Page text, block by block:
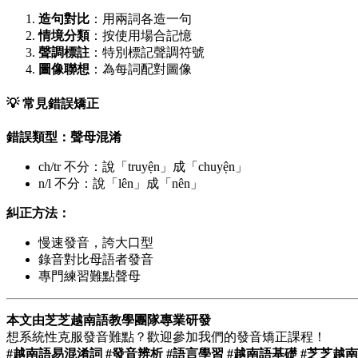
造句對比 ：用兩詞各造一句
情境分類 ：按使用場合記憶
聲調標註 ：特別標記聲調符號
圖像聯想 ：為每詞配對圖像
💡 常見錯誤矯正
錯誤類型：聲母混淆
ch/tr 不分：說「truyện」成「chuyện」
n/l 不分：說「lên」成「nên」
糾正方法：
慢速發音，誇大口型
錄音對比母語者發音
專門練習難點聲母
本文由芝芝越南語教學團隊專業研發
想系統性克服發音難點？歡迎參加我們的發音矯正課程！
#越南語易混淆詞 #發音辨析 #語言學習 #越南語基礎 #芝芝越